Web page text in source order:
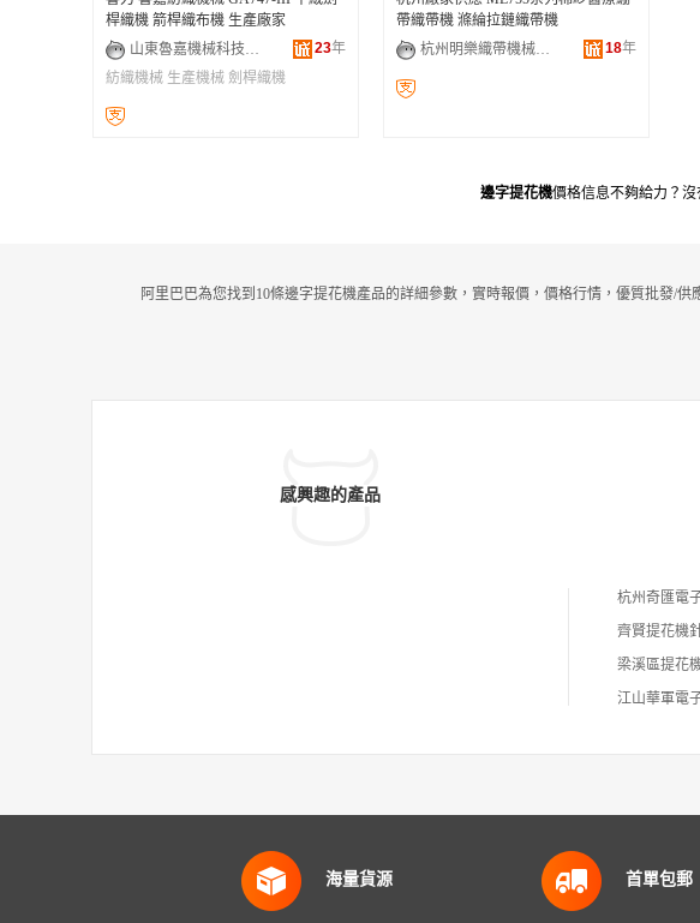
桿織機 箭桿織布機 生產廠家
山東魯嘉機械科技有限責任公司
23年
紡織機械 生產機械 劍桿織機
帶織帶機 滌綸拉鏈織帶機
杭州明樂織帶機械有限公司
18年
邊字提花機價格信息不夠給力？沒
阿里巴巴為您找到10條邊字提花機產品的詳細參數，實時報價，價格行情，優質批發/供
感興趣的產品
海量貨源 首單包郵